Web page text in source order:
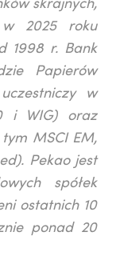
skrajnych,
w 2025 roku
1998 r. Bank
Papierów
w
i WIG) oraz
MSCI EM,
Pekao jest
spółek
ostatnich 10
ponad 20